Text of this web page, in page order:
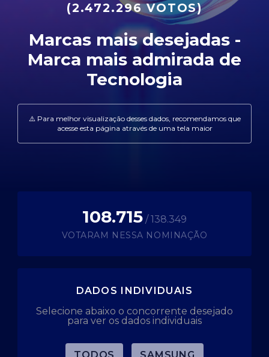
(2.472.296 VOTOS)
108.715 / 138.349
VOTARAM NESSA NOMINAÇÃO
DADOS INDIVIDUAIS
Selecione abaixo o concorrente desejado
para ver os dados individuais